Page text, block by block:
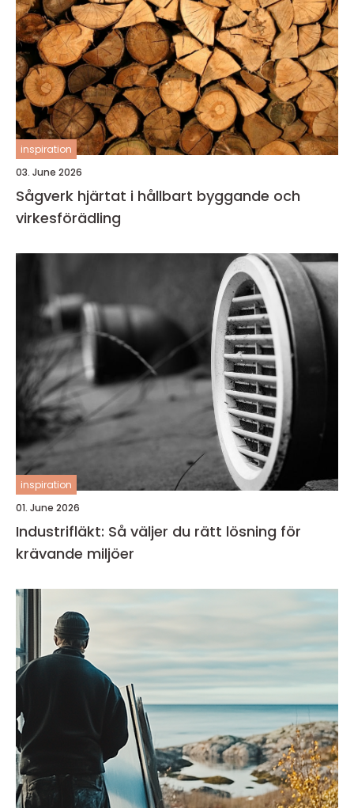
inspiration
03. June 2026
Sågverk hjärtat i hållbart byggande och
virkesförädling
inspiration
01. June 2026
Industrifläkt: Så väljer du rätt lösning för
krävande miljöer